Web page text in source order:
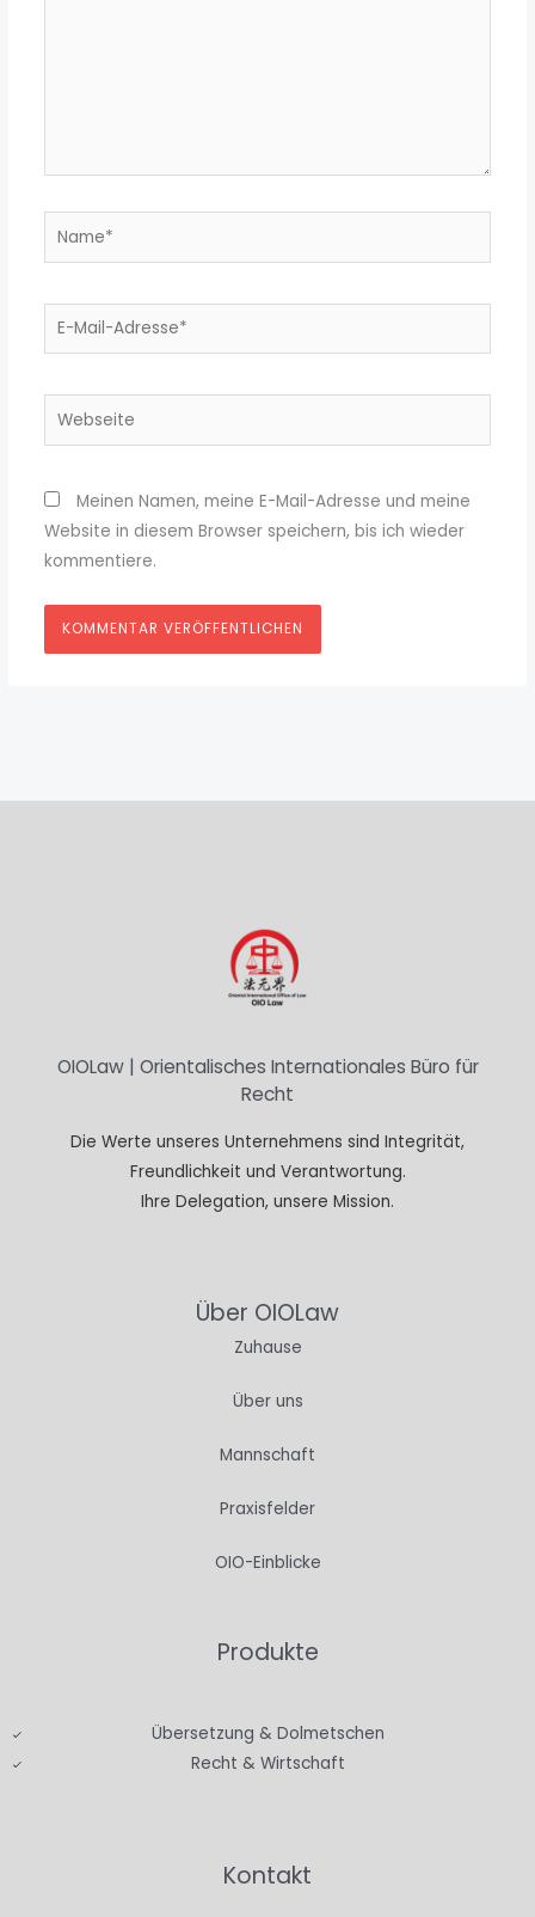
Name*
E-
Mail-
Webseite
Meinen Namen, meine E-Mail-Adresse und meine
Website in diesem Browser speichern, bis ich wieder
kommentiere.
OIOLaw | Orientalisches Internationales Büro für
Recht
Die Werte unseres Unternehmens sind Integrität,
Freundlichkeit und Verantwortung.
Ihre Delegation, unsere Mission.
Über OIOLaw
Zuhause
Über uns
Mannschaft
Praxisfelder
OIO-Einblicke
Produkte
Übersetzung & Dolmetschen
Recht & Wirtschaft
Kontakt